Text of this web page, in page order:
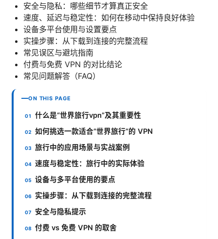
安全与隐私：哪些细节才算真正安全
速度、延迟与稳定性：如何在移动中保持良好体验
设备多平台使用与设置要点
实操步骤：从下载到连接的完整流程
常见误区与避坑指南
付费与免费 VPN 的对比结论
常见问题解答（FAQ）
ON THIS PAGE
什么是“世界旅行vpn”及其重要性
如何挑选一款适合“世界旅行”的 VPN
旅行中的应用场景与实战案例
速度与稳定性：旅行中的实际体验
设备与多平台使用的要点
实操步骤：从下载到连接的完整流程
安全与隐私提示
付费 vs 免费 VPN 的取舍